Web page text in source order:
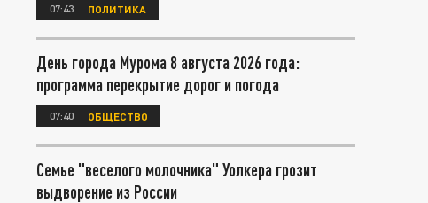
07:43 ПОЛИТИКА
День города Мурома 8 августа 2026 года:
программа перекрытие дорог и погода
07:40 ОБЩЕСТВО
Семье "веселого молочника" Уолкера грозит
выдворение из России